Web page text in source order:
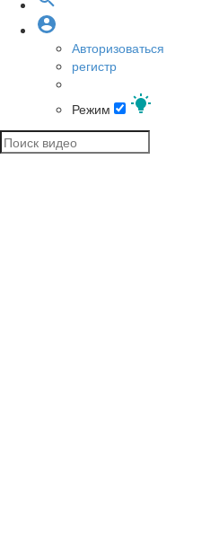
Авторизоваться
регистр
Режим